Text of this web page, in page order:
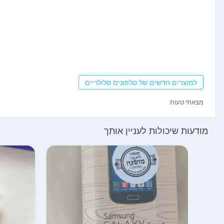
למוצרים חדשים של טלפונים סלולריים
מצאתי טעות
מודעות שיכולות לעניין אותך